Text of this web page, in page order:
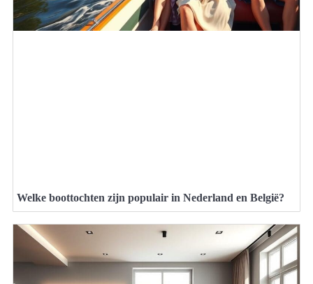
Welke boottochten zijn populair in Nederland en België?